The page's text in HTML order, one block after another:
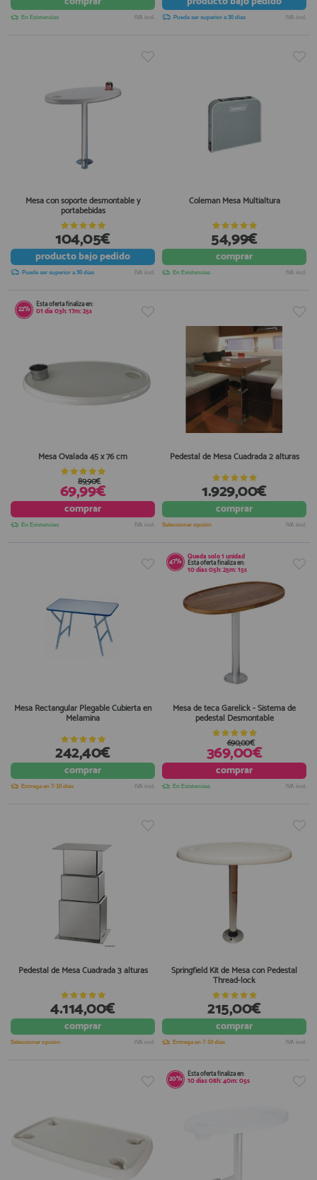
En Existencias IVA incl. Puede ser superior a 30 días IVA incl.
Mesa con soporte desmontable y
portabebidas
104,05€
productobajo pedido
Puede ser superior a 30 días IVA incl.
Coleman Mesa Multialtura
54,99€
comprar
En Existencias IVA incl.
22% Esta oferta finaliza en:
01 día 03h:17m:24s
Mesa Ovalada 45 x 76 cm
69,99€
89,90€
comprar
En Existencias IVA incl.
Pedestal de Mesa Cuadrada 2 alturas
1.929,00€
comprar
Seleccionar opción IVA incl.
Mesa Rectangular Plegable Cubierta en
Melamina
242,40€
comprar
Entrega en 7-10 días IVA incl.
47% Queda solo1 unidad
Esta oferta finaliza en:
10días05h:25m:14s
Mesa de teca Garelick - Sistema de
pedestal Desmontable
369,00€
690,00€
comprar
En Existencias IVA incl.
Pedestal de Mesa Cuadrada 3 alturas
4.114,00€
comprar
Seleccionar opción IVA incl.
Springfield Kit de Mesa con Pedestal
Thread-lock
215,00€
comprar
Entrega en 7-10 días IVA incl.
20% Esta oferta finaliza en:
10días08h:40m:04s